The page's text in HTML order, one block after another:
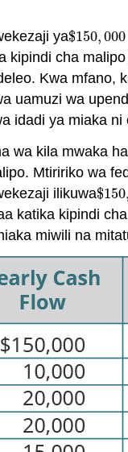
ya$150,000
$150 ,000
kipindi cha
Kwa mfano,
uamuzi wa
idadi ya miaka ni
wa kila mwaka
Mtiririko wa
ilikuwa$150,
$150
katika kipindi
miwili na